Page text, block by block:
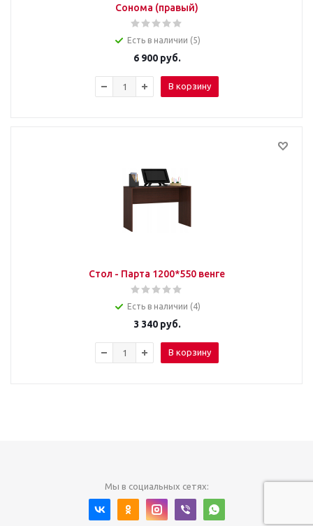
Сонома (правый)
Есть в наличии (5)
6 900руб.
В корзину
Стол - Парта 1200*550 венге
Есть в наличии (4)
3 340руб.
В корзину
Мы в социальных сетях: